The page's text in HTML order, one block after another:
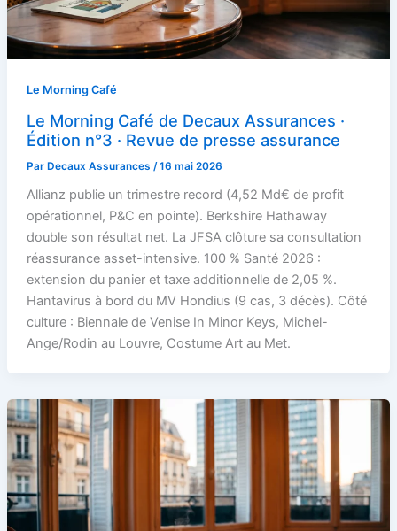
Le Morning Café
Le Morning Café de Decaux Assurances ·
Édition n°3 · Revue de presse assurance
Par Decaux Assurances /16 mai 2026
Allianz publie un trimestre record (4,52 Md€ de profit
opérationnel, P&C en pointe). Berkshire Hathaway
double son résultat net. La JFSA clôture sa consultation
réassurance asset-intensive. 100 % Santé 2026 :
extension du panier et taxe additionnelle de 2,05 %.
Hantavirus à bord du MV Hondius (9 cas, 3 décès). Côté
culture : Biennale de Venise In Minor Keys, Michel-
Ange/Rodin au Louvre, Costume Art au Met.